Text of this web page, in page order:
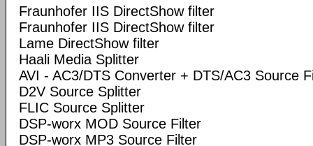
Fraunhofer IIS DirectShow filter
Fraunhofer IIS DirectShow filter
Lame DirectShow filter
Haali Media Splitter
AVI - AC3/DTS Converter + DTS/AC3 Source
D2V Source Splitter
FLIC Source Splitter
DSP-worx MOD Source Filter
DSP-worx MP3 Source Filter